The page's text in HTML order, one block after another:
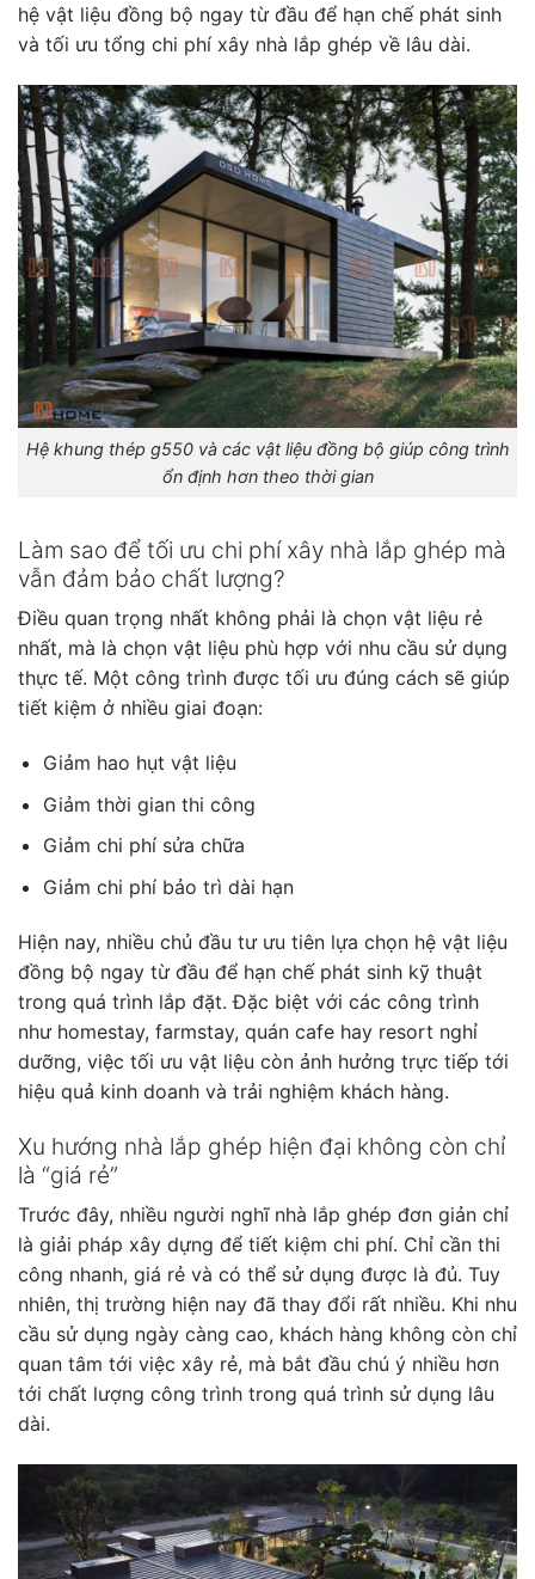
hệ vật liệu đồng bộ ngay từ đầu để hạn chế phát sinh
và tối ưu tổng chi phí xây nhà lắp ghép về lâu dài.
Hệ khung thép g550 và các vật liệu đồng bộ giúp công trình
ổn định hơn theo thời gian
Làm sao để tối ưu chi phí xây nhà lắp ghép mà
vẫn đảm bảo chất lượng?
Điều quan trọng nhất không phải là chọn vật liệu rẻ
nhất, mà là chọn vật liệu phù hợp với nhu cầu sử dụng
thực tế. Một công trình được tối ưu đúng cách sẽ giúp
tiết kiệm ở nhiều giai đoạn:
Giảm hao hụt vật liệu
Giảm thời gian thi công
Giảm chi phí sửa chữa
Giảm chi phí bảo trì dài hạn
Hiện nay, nhiều chủ đầu tư ưu tiên lựa chọn hệ vật liệu
đồng bộ ngay từ đầu để hạn chế phát sinh kỹ thuật
trong quá trình lắp đặt. Đặc biệt với các công trình
như homestay, farmstay, quán cafe hay resort nghỉ
dưỡng, việc tối ưu vật liệu còn ảnh hưởng trực tiếp tới
hiệu quả kinh doanh và trải nghiệm khách hàng.
Xu hướng nhà lắp ghép hiện đại không còn chỉ
là “giá rẻ”
Trước đây, nhiều người nghĩ nhà lắp ghép đơn giản chỉ
là giải pháp xây dựng để tiết kiệm chi phí. Chỉ cần thi
công nhanh, giá rẻ và có thể sử dụng được là đủ. Tuy
nhiên, thị trường hiện nay đã thay đổi rất nhiều. Khi nhu
cầu sử dụng ngày càng cao, khách hàng không còn chỉ
quan tâm tới việc xây rẻ, mà bắt đầu chú ý nhiều hơn
tới chất lượng công trình trong quá trình sử dụng lâu
dài.